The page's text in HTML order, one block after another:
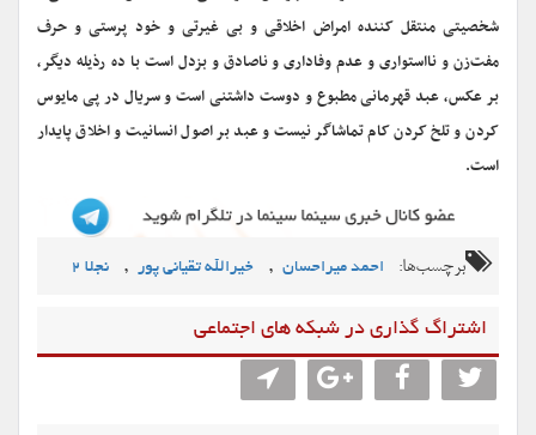
شخصیتی منتقل کننده امراض اخلاقی و بی غیرتی و خود پرستی و حرف
مفت‌زن و‌ نااستواری و عدم وفاداری و ناصادق و بزدل است با ده رذیله دیگر،
بر عکس، عبد قهرمانی مطبوع و دوست داشتنی است و سریال در پی مایوس
کردن و تلخ کردن کام تماشاگر نیست و عبد بر اصول انسانیت و اخلاق پایدار
است.
برچسب‌ها: احمد میراحسان , خیرالله تقیانی پور , نجلا 2
اشتراگ گذاری در شبکه های اجتماعی